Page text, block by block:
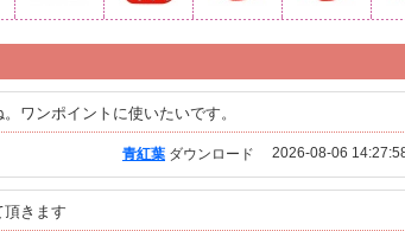
ワンポイントに使いたいです。
2026-08-06
青紅葉 ダウンロード
きます